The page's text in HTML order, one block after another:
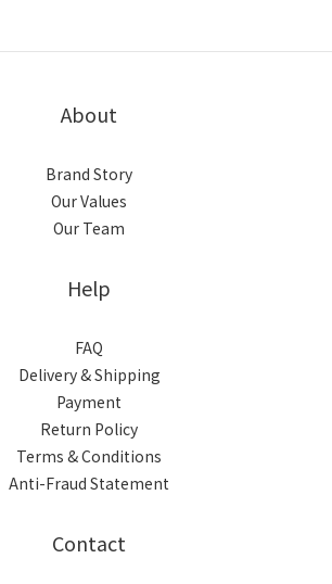
About
Brand Story
Our Values
Our Team
Help
FAQ
Delivery & Shipping
Payment
Return Policy
Terms & Conditions
Anti-Fraud Statement
Contact